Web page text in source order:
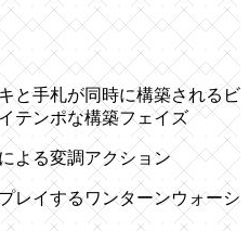
と手札が同時に構築されるビ
テンポな構築フェイズ
よる変調アクション
レイするワンターンウォーシ